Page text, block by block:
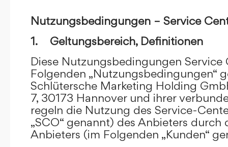
Nutzungsbedingungen – Service
1. Geltungsbereich, Definitionen
Diese Nutzungsbedingungen Service
Folgenden „Nutzungsbedingungen“
Schlütersche Marketing Holding
7, 30173 Hannover und ihrer
regeln die Nutzung des Service-
„SCO“ genannt) des Anbieters durch
Anbieters (im Folgenden „Kunden“